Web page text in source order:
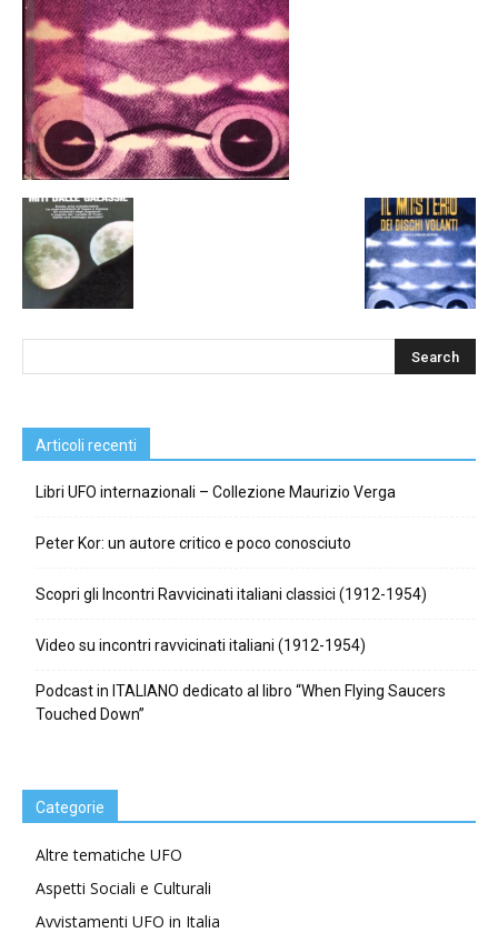
Articoli recenti
Libri UFO internazionali – Collezione Maurizio Verga
Peter Kor: un autore critico e poco conosciuto
Scopri gli Incontri Ravvicinati italiani classici (1912-1954)
Video su incontri ravvicinati italiani (1912-1954)
Podcast in ITALIANO dedicato al libro “When Flying Saucers
Touched Down”
Categorie
Altre tematiche UFO
Aspetti Sociali e Culturali
Avvistamenti UFO in Italia